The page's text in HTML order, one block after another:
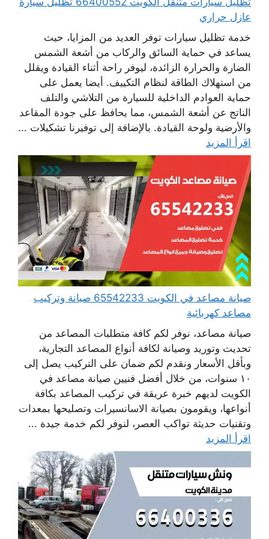
عازل حراري
خدمة تظليل سيارات توفر العديد من المزايا، حيث
يساعد في حماية السائق والركاب من أشعة الشمس
الضارة والحرارة الزائدة، ليوفر راحة أثناء القيادة ويقلل
من استهلاك الطاقة لنظام التكييف. أيضا يعمل على
حماية العوادم الداخلية للسيارة من التلاشي والتلف
الناتج عن أشعة الشمس، مما يحافظ على جودة المقاعد
والأرضية ولوحة القيادة. بالإضافة إلى توفيرنا تشكيلات ...
اقرأ المزيد
صيانة مصاعد في الكويت 65542233 صيانة وتركيب
مصاعد كهربائية
صيانة مصاعد، نوفر لكم كافة متطلبات المصاعد من
تحديث وتوريد وصيانة لكافة أنواع المصاعد التجارية،
وبأقل الأسعار ونقدم لكم ضمان على التركيب يصل إلى
١٠ سنوات، من خلال أفضل فنيين صيانة مصاعد في
الكويت لديهم خبرة عريقة في تركيب المصاعد بكافة
أنواعها، ويقومون بصيانة الاسانسيرات وتصليحها بمعدات
وتقنيات حديثة تواكب العصر، لنوفر لكم خدمة جيدة ...
اقرأ المزيد